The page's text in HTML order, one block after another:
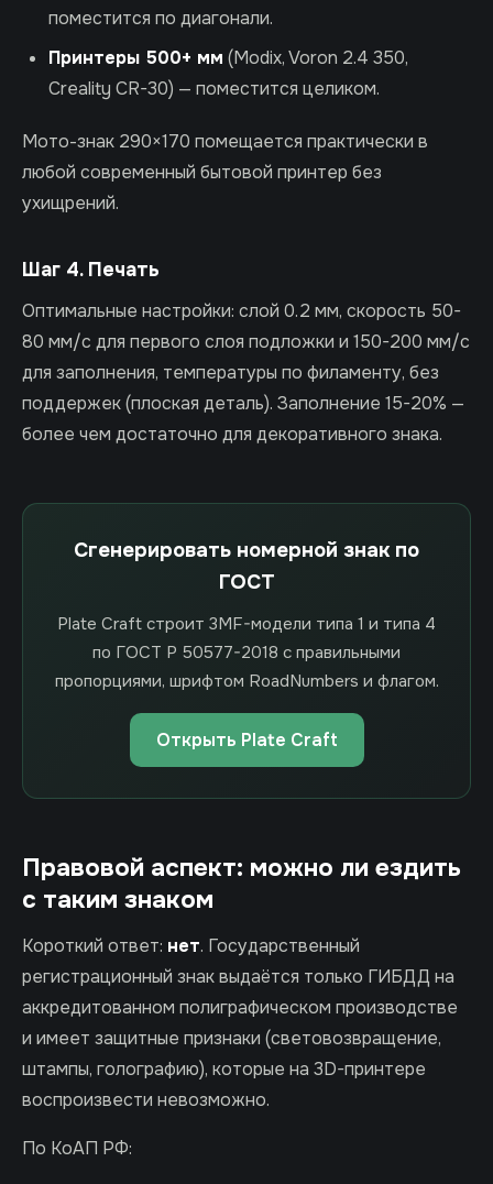
поместится по диагонали.
Принтеры 500+ мм (Modix, Voron 2.4 350,
Creality CR-30) — поместится целиком.
Мото-знак 290×170 помещается практически в
любой современный бытовой принтер без
ухищрений.
Шаг 4. Печать
Оптимальные настройки: слой 0.2 мм, скорость 50-
80 мм/с для первого слоя подложки и 150-200 мм/с
для заполнения, температуры по филаменту, без
поддержек (плоская деталь). Заполнение 15-20% —
более чем достаточно для декоративного знака.
Сгенерировать номерной знак по
ГОСТ
Plate Craft строит 3MF-модели типа 1 и типа 4
по ГОСТ Р 50577-2018 с правильными
пропорциями, шрифтом RoadNumbers и флагом.
Открыть Plate Craft
Правовой аспект: можно ли ездить
с таким знаком
Короткий ответ: нет. Государственный
регистрационный знак выдаётся только ГИБДД на
аккредитованном полиграфическом производстве
и имеет защитные признаки (световозвращение,
штампы, голографию), которые на 3D-принтере
воспроизвести невозможно.
По КоАП РФ: